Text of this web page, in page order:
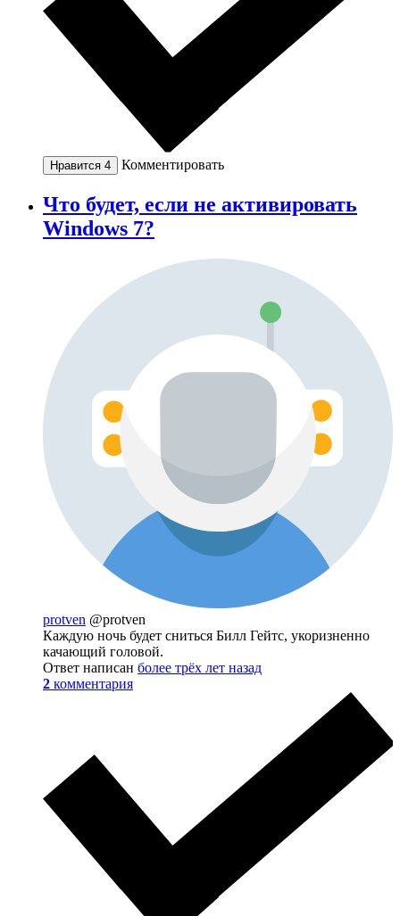
Нравится 4 Комментировать
Что будет, если не активировать
Windows 7?
protven @protven
Каждую ночь будет сниться Билл Гейтс, укоризненно
качающий головой.
Ответ написан более трёх лет назад
2 комментария